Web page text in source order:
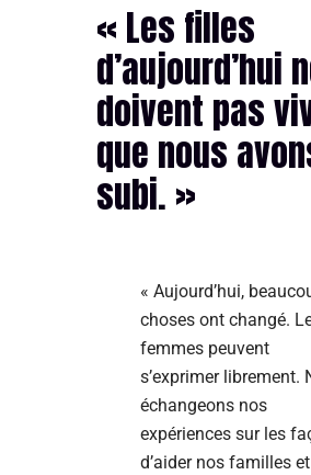
« Les filles
d’aujourd’hui
doivent pas
que nous
subi. »
« Aujourd’hui,
choses ont changé.
femmes peuvent
s’exprimer librement.
échangeons nos
expériences sur les
d’aider nos familles